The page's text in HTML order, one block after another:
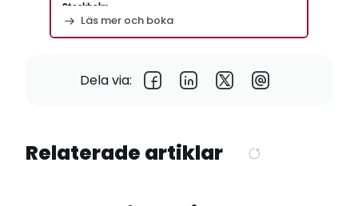
Stockholm
Läs mer och boka
Dela via:
Relaterade artiklar